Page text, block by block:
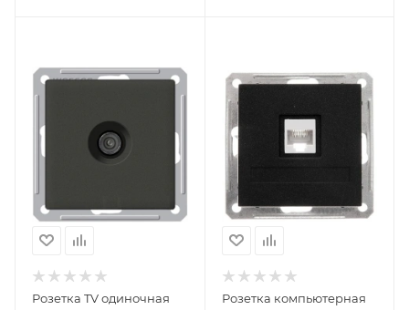
Розетка TV одиночная
Розетка компьютерная